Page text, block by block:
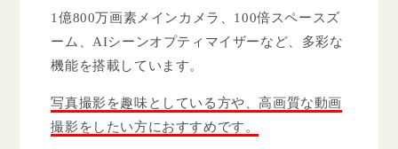
1億800万画素メインカメラ、100倍スペースズ
ーム、AIシーンオプティマイザーなど、多彩な
機能を搭載しています。
写真撮影を趣味としている方や、高画質な動画
撮影をしたい方におすすめです。